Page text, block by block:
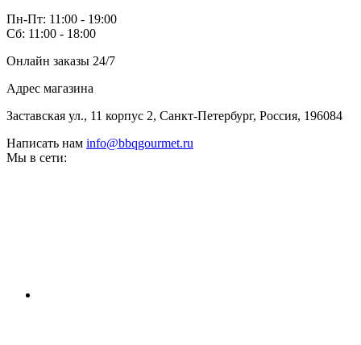
Пн-Пт: 11:00 - 19:00
Сб: 11:00 - 18:00
Онлайн заказы 24/7
Адрес магазина
Заставская ул., 11 корпус 2, Санкт-Петербург, Россия, 196084
Написать нам info@bbqgourmet.ru
Мы в сети: